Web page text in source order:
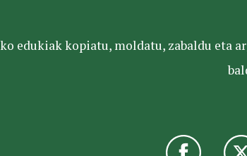
edukiak kopiatu, moldatu, zabaldu eta